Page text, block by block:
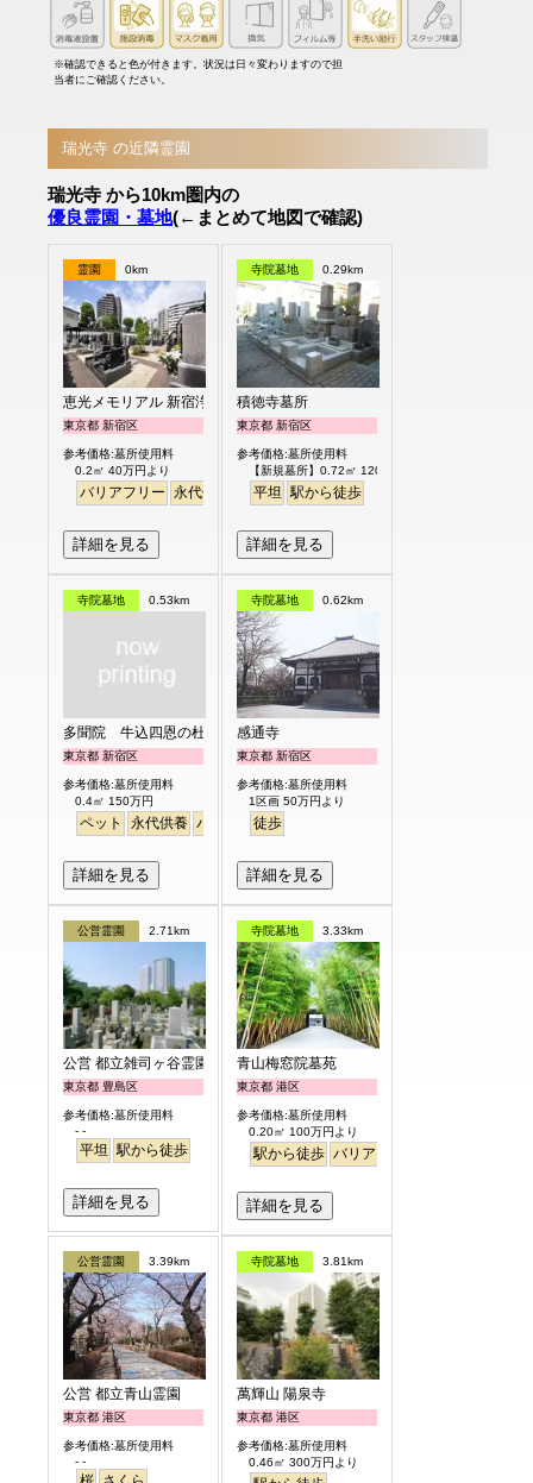
※確認できると色が付きます。状況は日々変わりますので担
当者にご確認ください。
瑞光寺 の近隣霊園
瑞光寺 から10km圏内の
優良霊園・墓地(←まとめて地図で確認)
霊園 0km
恵光メモリアル 新宿浄苑
東京都 新宿区
参考価格:墓所使用料
0.2㎡ 40万円より
バリアフリー 永代供養 駅から徒歩
詳細を見る
寺院墓地 0.29km
積徳寺墓所
東京都 新宿区
参考価格:墓所使用料
【新規墓所】0.72㎡ 120万円
平坦 駅から徒歩
詳細を見る
寺院墓地 0.53km
多聞院 牛込四恩の杜
東京都 新宿区
参考価格:墓所使用料
0.4㎡ 150万円
ペット 永代供養 バリアフリー
詳細を見る
寺院墓地 0.62km
感通寺
東京都 新宿区
参考価格:墓所使用料
1区画 50万円より
徒歩
詳細を見る
公営霊園 2.71km
公営 都立雑司ヶ谷霊園
東京都 豊島区
参考価格:墓所使用料
- -
平坦 駅から徒歩
詳細を見る
寺院墓地 3.33km
青山梅窓院墓苑
東京都 港区
参考価格:墓所使用料
0.20㎡ 100万円より
駅から徒歩 バリアフリー
詳細を見る
公営霊園 3.39km
公営 都立青山霊園
東京都 港区
参考価格:墓所使用料
- -
寺院墓地 3.81km
萬輝山 陽泉寺
東京都 港区
参考価格:墓所使用料
0.46㎡ 300万円より